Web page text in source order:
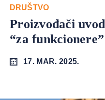
DRUŠTVO
Proizvođači
“za funkcionere”
17. MAR. 2025.